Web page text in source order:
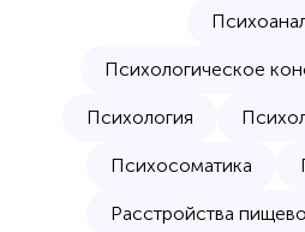
Психологическое
Психология
Психосоматика
Расстройства